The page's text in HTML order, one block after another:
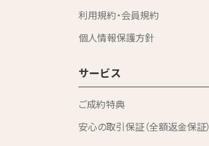
利用規約・会員規約
個人情報保護方針
サービス
ご成約特典
安心の取引保証（全額返金保証）